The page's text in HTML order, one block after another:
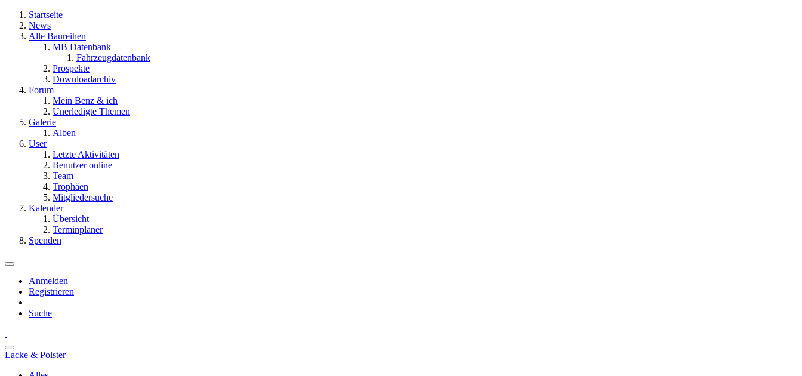
Startseite
News
Alle Baureihen
MB Datenbank
Fahrzeugdatenbank
Prospekte
Downloadarchiv
Forum
Mein Benz & ich
Unerledigte Themen
Galerie
Alben
User
Letzte Aktivitäten
Benutzer online
Team
Trophäen
Mitgliedersuche
Kalender
Übersicht
Terminplaner
Spenden
Anmelden
Registrieren
Suche
Lacke & Polster